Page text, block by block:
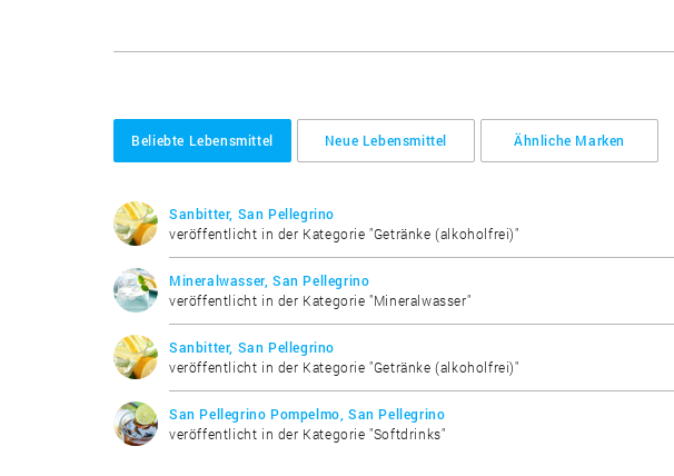
Beliebte Lebensmittel Neue Lebensmittel Ähnliche Marken
Sanbitter, San Pellegrino
veröffentlicht in der Kategorie "Getränke (alkoholfrei)"
Mineralwasser, San Pellegrino
veröffentlicht in der Kategorie "Mineralwasser"
Sanbitter, San Pellegrino
veröffentlicht in der Kategorie "Getränke (alkoholfrei)"
San Pellegrino Pompelmo, San Pellegrino
veröffentlicht in der Kategorie "Softdrinks"